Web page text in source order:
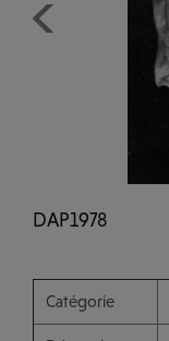
Previous
DAP1978
Catégorie